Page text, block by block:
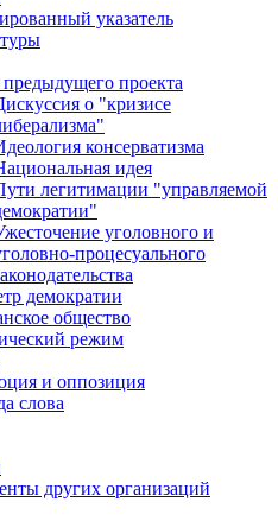
указатель
проекта
о "кризисе
консерватизма
идея
легитимации "управляемой
уголовного и
процесуального
демократии
общество
режим
и оппозиция
слова
других организаций